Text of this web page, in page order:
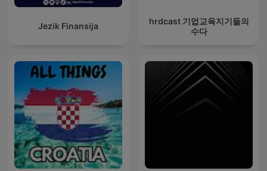
Jezik Finansija
hrdcast 기업교육지기들의
수다